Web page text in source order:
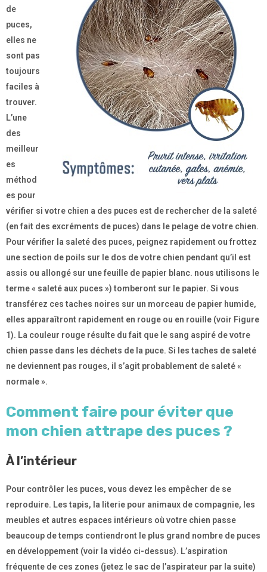
de
puces,
elles ne
sont pas
toujours
faciles à
trouver.
L’une
des
meilleur
es
méthod
es pour
vérifier si votre chien a des puces est de rechercher de la saleté
(en fait des excréments de puces) dans le pelage de votre chien.
Pour vérifier la saleté des puces, peignez rapidement ou frottez
une section de poils sur le dos de votre chien pendant qu’il est
assis ou allongé sur une feuille de papier blanc. nous utilisons le
terme « saleté aux puces ») tomberont sur le papier. Si vous
transférez ces taches noires sur un morceau de papier humide,
elles apparaîtront rapidement en rouge ou en rouille (voir Figure
1). La couleur rouge résulte du fait que le sang aspiré de votre
chien passe dans les déchets de la puce. Si les taches de saleté
ne deviennent pas rouges, il s’agit probablement de saleté «
normale ».
Comment faire pour éviter que
mon chien attrape des puces ?
À l’intérieur
Pour contrôler les puces, vous devez les empêcher de se
reproduire. Les tapis, la literie pour animaux de compagnie, les
meubles et autres espaces intérieurs où votre chien passe
beaucoup de temps contiendront le plus grand nombre de puces
en développement (voir la vidéo ci-dessus). L’aspiration
fréquente de ces zones (jetez le sac de l’aspirateur par la suite)